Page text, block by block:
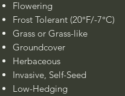
Flowering
Frost Tolerant (20°F/-7°C)
Grass or Grass-like
Groundcover
Herbaceous
Invasive, Self-Seed
Low-Hedging